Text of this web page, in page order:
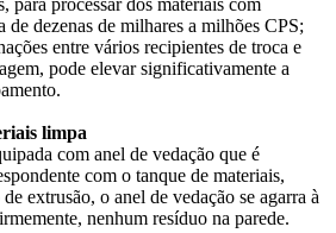
para processar dos materiais com
de dezenas de milhares a milhões CPS;
entre vários recipientes de troca e
pode elevar significativamente a
limpa
com anel de vedação que é
com o tanque de materiais,
extrusão, o anel de vedação se agarra à
nenhum resíduo na parede.